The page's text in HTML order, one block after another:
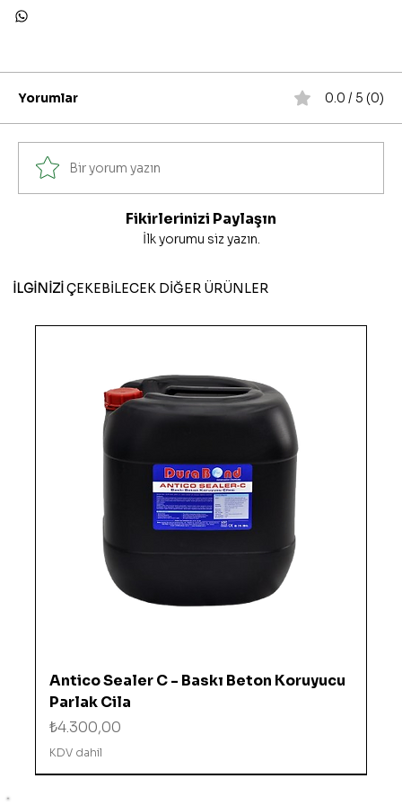
Yorumlar 0.0 / 5 (0)
Bir yorum yazın
Fikirlerinizi Paylaşın
İlk yorumu siz yazın.
İLGİNİZİÇEKEBİLECEK DİĞER ÜRÜNLER
Antico Sealer C - Baskı Beton Koruyucu
Parlak Cila
Fiyat
₺4.300,00
KDV dahil